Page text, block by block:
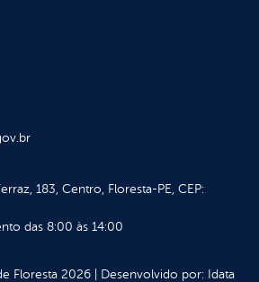
183, Centro, Floresta-PE, CEP:
das 8:00 às 14:00
Floresta2026| Desenvolvido por: Idata